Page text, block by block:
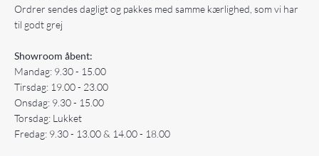
Ordrer sendes dagligt og pakkes med samme kærlighed, som vi har
til godt grej
Showroom åbent:
Mandag: 9.30 - 15.00
Tirsdag: 19.00 - 23.00
Onsdag: 9.30 - 15.00
Torsdag: Lukket
Fredag: 9.30 - 13.00 & 14.00 - 18.00